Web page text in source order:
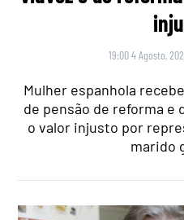
19:00 4 Agosto,
Mulher espanhola
de pensão de reforma e
o valor injusto por
marido